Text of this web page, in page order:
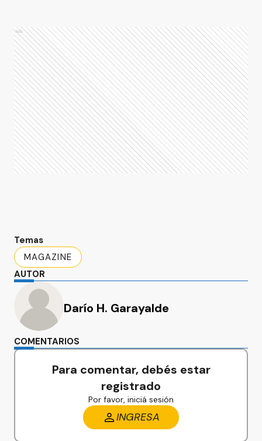
Ads
Temas
MAGAZINE
AUTOR
Darío H. Garayalde
COMENTARIOS
Para comentar, debés estar
registrado
Por favor, iniciá sesión
INGRESA